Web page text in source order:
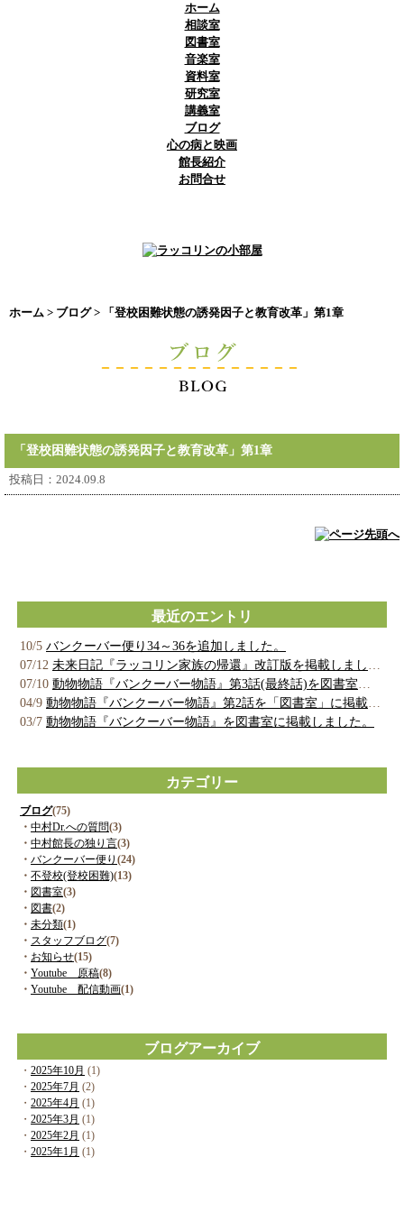
ホーム
相談室
図書室
音楽室
資料室
研究室
講義室
ブログ
心の病と映画
館長紹介
お問合せ
ホーム > ブログ> 「登校困難状態の誘発因子と教育改革」第1章
「登校困難状態の誘発因子と教育改革」第1章
投稿日：2024.09.8
最近のエントリ
10/5 バンクーバー便り34～36を追加しました。
07/12 未来日記『ラッコリン家族の帰還』改訂版を掲載しました。
07/10 動物物語『バンクーバー物語』第3話(最終話)を図書室に掲載しました。
04/9 動物物語『バンクーバー物語』第2話を「図書室」に掲載しました。
03/7 動物物語『バンクーバー物語』を図書室に掲載しました。
カテゴリー
ブログ(75)
・ 中村Dr.への質問(3)
・ 中村館長の独り言(3)
・ バンクーバー便り (24)
・ 不登校(登校困難)(13)
・ 図書室(3)
・ 図書(2)
・ 未分類(1)
・ スタッフブログ(7)
・ お知らせ(15)
・ Youtube 原稿(8)
・ Youtube 配信動画(1)
ブログアーカイブ
・ 2025年10月 (1)
・ 2025年7月 (2)
・ 2025年4月 (1)
・ 2025年3月 (1)
・ 2025年2月 (1)
・ 2025年1月 (1)